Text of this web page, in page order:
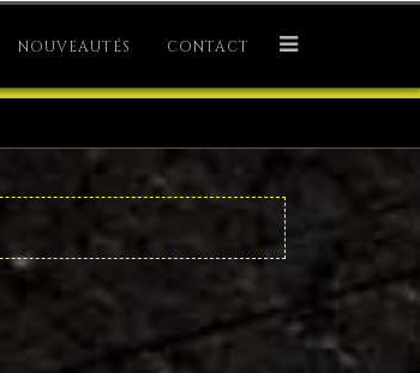
NOUVEAUTÉS CONTACT